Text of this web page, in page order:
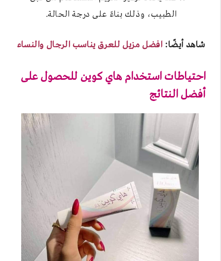
الطبيب، وذلك بناءً على درجة الحالة.
شاهد أيضًا: افضل مزيل للعرق يناسب الرجال والنساء
احتياطات استخدام هاي كوين للحصول على
أفضل النتائج